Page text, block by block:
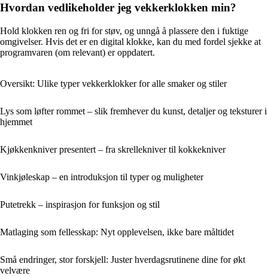
Hvordan vedlikeholder jeg vekkerklokken min?
Hold klokken ren og fri for støv, og unngå å plassere den i fuktige
omgivelser. Hvis det er en digital klokke, kan du med fordel sjekke at
programvaren (om relevant) er oppdatert.
Oversikt: Ulike typer vekkerklokker for alle smaker og stiler
Lys som løfter rommet – slik fremhever du kunst, detaljer og teksturer i
hjemmet
Kjøkkenkniver presentert – fra skrellekniver til kokkekniver
Vinkjøleskap – en introduksjon til typer og muligheter
Putetrekk – inspirasjon for funksjon og stil
Matlaging som fellesskap: Nyt opplevelsen, ikke bare måltidet
Små endringer, stor forskjell: Juster hverdagsrutinene dine for økt
velvære